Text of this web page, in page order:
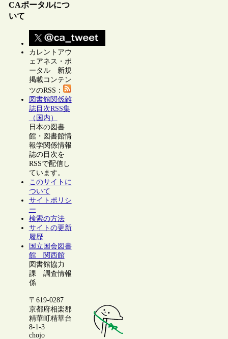
CAポータルにつ
いて
カレントアウ
ェアネス・ポ
ータル 新規
掲載コンテン
ツのRSS：
図書館関係雑
誌目次RSS集
（国内）
日本の図書
館・図書館情
報学関係情報
誌の目次を
RSSで配信し
ています。
このサイトに
ついて
サイトポリシ
ー
検索の方法
サイトの更新
履歴
国立国会図書
館 関西館
図書館協力
課 調査情報
係
〒619-0287
京都府相楽郡
精華町精華台
8-1-3
chojo